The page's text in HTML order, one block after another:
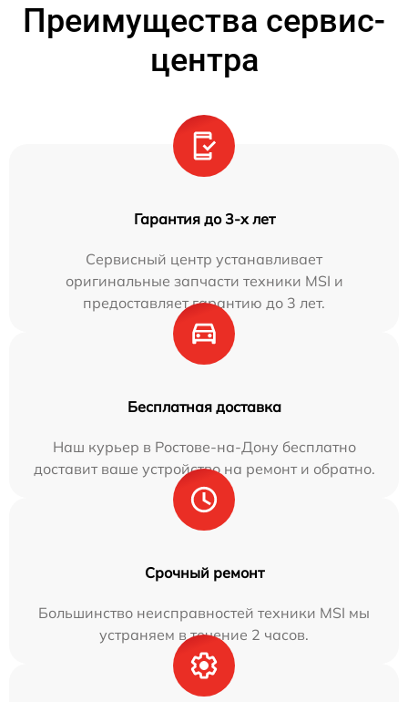
Преимущества сервис-
центра
Гарантия до 3-х лет
Сервисный центр устанавливает
оригинальные запчасти техники MSI и
предоставляет гарантию до 3 лет.
Бесплатная доставка
Наш курьер в Ростове-на-Дону бесплатно
доставит ваше устройство на ремонт и обратно.
Срочный ремонт
Большинство неисправностей техники MSI мы
устраняем в течение 2 часов.